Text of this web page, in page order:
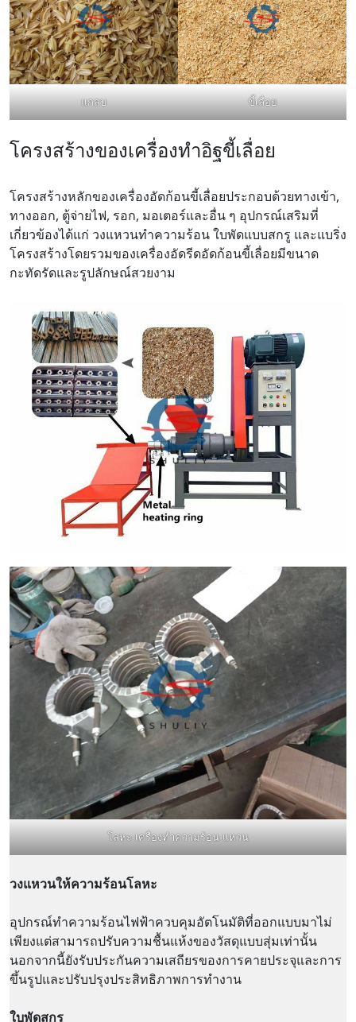
แกลบ ขี้เลื่อย
โครงสร้างของเครื่องทำอิฐขี้เลื่อย
โครงสร้างหลักของเครื่องอัดก้อนขี้เลื่อยประกอบด้วยทางเข้า,
ทางออก, ตู้จ่ายไฟ, รอก, มอเตอร์และอื่น ๆ อุปกรณ์เสริมที่
เกี่ยวข้องได้แก่ วงแหวนทำความร้อน ใบพัดแบบสกรู และแบริ่ง
โครงสร้างโดยรวมของเครื่องอัดรีดอัดก้อนขี้เลื่อยมีขนาด
กะทัดรัดและรูปลักษณ์สวยงาม
โลหะ-เครื่องทำความร้อน-แหวน
วงแหวนให้ความร้อนโลหะ
อุปกรณ์ทำความร้อนไฟฟ้าควบคุมอัตโนมัติที่ออกแบบมาไม่
เพียงแต่สามารถปรับความชื้นแห้งของวัสดุแบบสุ่มเท่านั้น
นอกจากนี้ยังรับประกันความเสถียรของการคายประจุและการ
ขึ้นรูปและปรับปรุงประสิทธิภาพการทำงาน
ใบพัดสกรู